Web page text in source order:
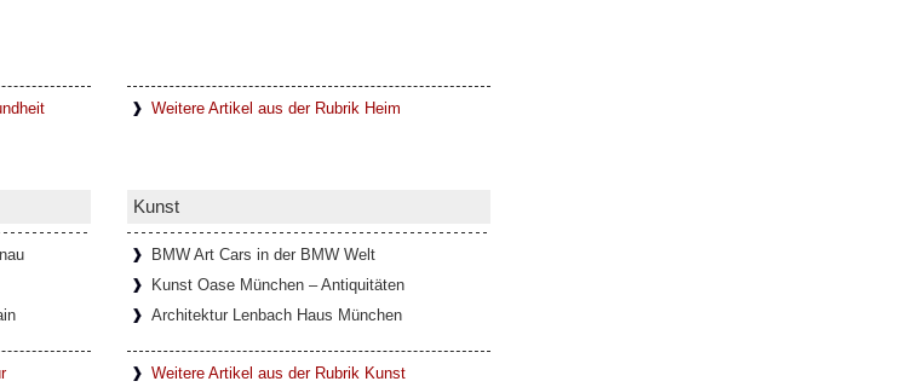
Theater Weitere Artikel aus der Rubrik Heim
Kunst
BMW Art Cars in der BMW Welt
Kunst Oase München – Antiquitäten
Architektur Lenbach Haus München
Weitere Artikel aus der Rubrik Kunst